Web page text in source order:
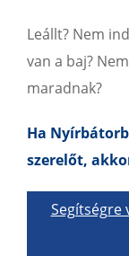
Leállt? Nem
van a baj?
maradnak?
Ha
szerelőt,
Segítségre